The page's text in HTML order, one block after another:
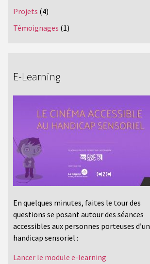
Projets (4)
Témoignages (1)
E-Learning
En quelques minutes, faites le tour des
questions se posant autour des séances
accessibles aux personnes porteuses d’un
handicap sensoriel :
Lancer le module e-learning